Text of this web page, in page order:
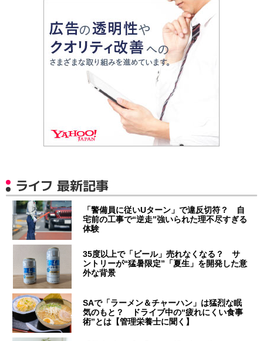
ライフ 最新記事
「警備員に従いUターン」で違反切符？ 自
宅前の工事で“逆走”強いられた理不尽すぎる
体験
35度以上で「ビール」売れなくなる？ サ
ントリーが“猛暑限定”「夏生」を開発した意
外な背景
SAで「ラーメン＆チャーハン」は猛烈な眠
気のもと？ ドライブ中の“疲れにくい食事
術”とは【管理栄養士に聞く】